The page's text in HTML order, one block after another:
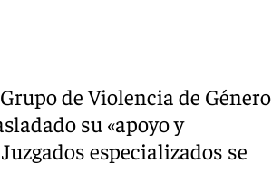
de Violencia de Género
su «apoyo y
especializados se